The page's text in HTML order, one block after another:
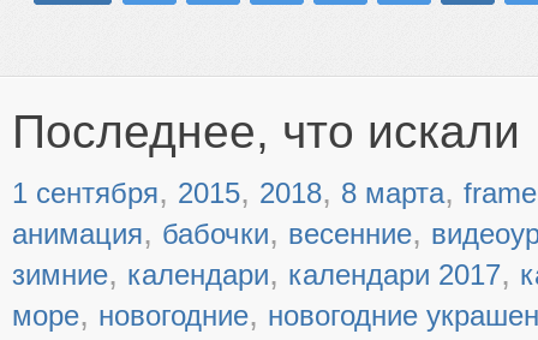
Последнее, что искали
1 сентября, 2015, 2018, 8 марта, frame
анимация, бабочки, весенние,
зимние, календари, календари 2017,
море, новогодние, новогодние